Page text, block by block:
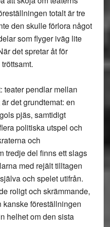
totalt är tre
den skulle förlora något
som flyger iväg lite
det spretar åt för
teater pendlar mellan
det grundtemat: en
pjäs, samtidigt
politiska utspel och
och
tredje del finns ett slags
med rejält tilltagen
och spelet utifrån.
roligt och skrämmande,
kanske föreställningen
helhet om den sista